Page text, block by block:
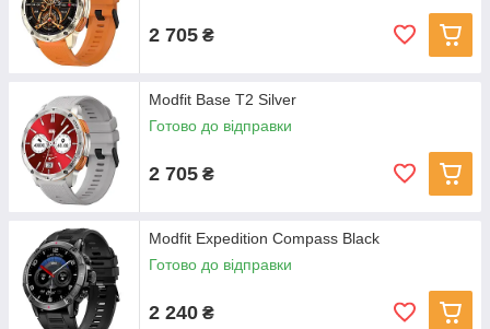
2 705 ₴
Modfit Base T2 Silver
Готово до відправки
2 705 ₴
Modfit Expedition Compass Black
Готово до відправки
2 240 ₴